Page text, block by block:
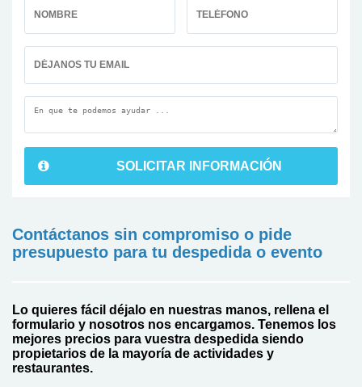
SOLICITAR INFORMACIÓN
Contáctanos sin compromiso o pide
presupuesto para tu despedida o evento
Lo quieres fácil déjalo en nuestras manos, rellena el
formulario y nosotros nos encargamos. Tenemos los
mejores precios para vuestra despedida siendo
propietarios de la mayoría de actividades y
restaurantes.